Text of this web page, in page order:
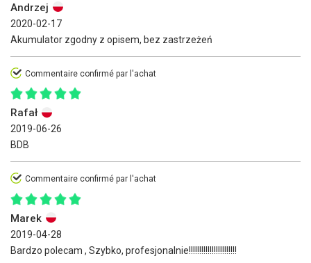
Andrzej
2020-02-17
Akumulator zgodny z opisem, bez zastrzeżeń
Commentaire confirmé par l'achat
Rafał
2019-06-26
BDB
Commentaire confirmé par l'achat
Marek
2019-04-28
Bardzo polecam , Szybko, profesjonalnie!!!!!!!!!!!!!!!!!!!!!!!